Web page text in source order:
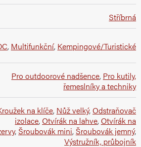
Stříbrná
, Multifunkční, Kempingové/Turistické
Pro outdoorové nadšence, Pro kutily,
řemeslníky a techniky
na klíče, Nůž velký,Odstraňovač
izolace,Otvírák na lahve,Otvírák na
, Šroubovák mini, Šroubovák jemný,
Výstružník, průbojník